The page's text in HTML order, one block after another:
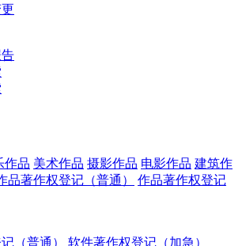
作品 美术作品 摄影作品 电影作品 建筑作
品著作权登记（普通）
作品著作权登记
（普通）
软件著作权登记（加急）